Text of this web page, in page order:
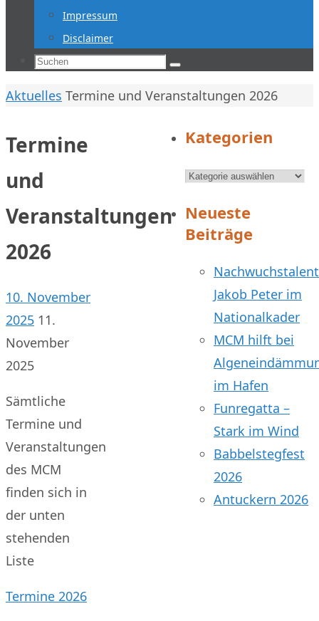
Impressum
Disclaimer
Suchen
Suchen
Start
Aktuelles Termine und Veranstaltungen 2026
Termine
und
Veranstaltungen
2026
10. November
2025 11.
November
2025
Sämtliche
Termine und
Veranstaltungen
des MCM
finden sich in
der unten
stehenden
Liste
Termine 2026
Kategorien
Kategorien
Neueste
Beiträge
Nachwuchstalent
Jakob Peter im
Nationalkader
MCM hilft bei
im Hafen
Funregatta –
Stark im Wind
Babbelstegfest
2026
Antuckern 2026